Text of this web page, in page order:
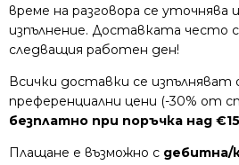
време на разговора се уточнява
изпълнение. Доставката често
следващия работен ден!
Всички доставки се
преференциални цени (-30% от
безплатно при поръчка над
Плащане е възможно с дебитна/